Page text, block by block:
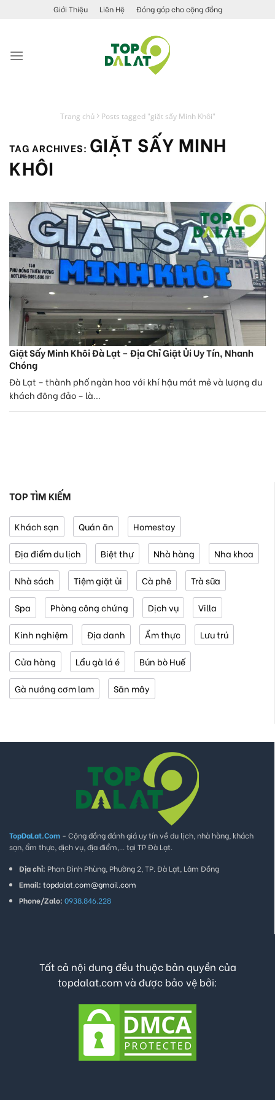
to
Giới Thiệu Liên Hệ Đóng góp cho cộng đồng
Trang chủ Posts tagged "giặt sấy Minh Khôi"
TAG ARCHIVES: GIẶT SẤY MINH
KHÔI
Giặt Sấy Minh Khôi Đà Lạt – Địa Chỉ Giặt Ủi Uy Tín, Nhanh
Chóng
Đà Lạt – thành phố ngàn hoa với khí hậu mát mẻ và lượng du
khách đông đảo – là...
TOP TÌM KIẾM
Khách sạn Quán ăn Homestay
Địa điểm du lịch Biệt thự Nhà hàng Nha khoa
Nhà sách Tiệm giặt ủi Cà phê Trà sữa
Spa Phòng công chứng Dịch vụ Villa
Kinh nghiệm Địa danh Ẩm thực Lưu trú
Cửa hàng Lẩu gà lá é Bún bò Huế
Gà nướng cơm lam Săn mây
TopDaLat.Com - Cộng đồng đánh giá uy tín về du lịch, nhà hàng, khách
sạn, ẩm thực, dịch vụ, địa điểm,... tại TP Đà Lạt.
Địa chỉ: Phan Đình Phùng, Phường 2, TP. Đà Lạt, Lâm Đồng
Email: topdalat.com@gmail.com
Phone/Zalo: 0938.846.228
Tất cả nội dung đều thuộc bản quyền của
topdalat.com và được bảo vệ bởi: